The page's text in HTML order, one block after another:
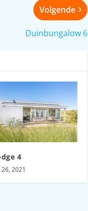
Volgende
Duinbungalow 6
4
2021